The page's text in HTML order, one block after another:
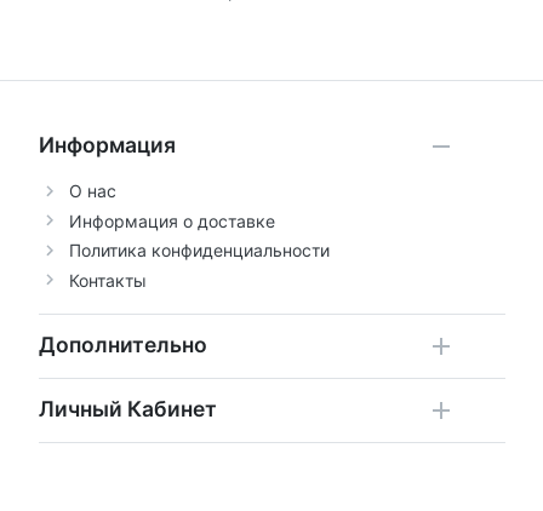
Информация
О нас
Информация о доставке
Политика конфиденциальности
Контакты
Дополнительно
Личный Кабинет